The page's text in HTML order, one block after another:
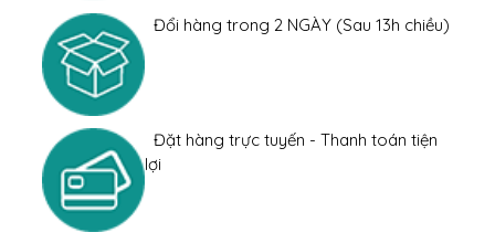
Đổi hàng trong 2 NGÀY (Sau 13h chiều)
Đặt hàng trực tuyến - Thanh toán tiện
lợi